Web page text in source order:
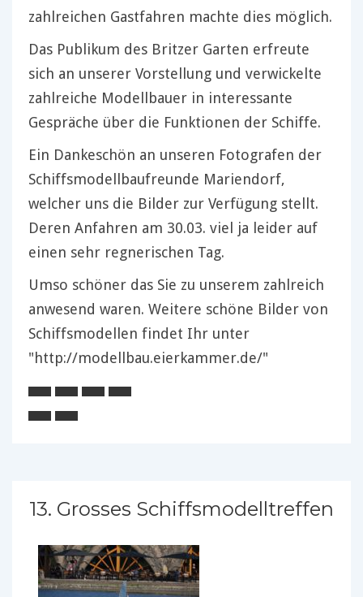
zahlreichen Gastfahren machte dies möglich.
Das Publikum des Britzer Garten erfreute
sich an unserer Vorstellung und verwickelte
zahlreiche Modellbauer in interessante
Gespräche über die Funktionen der Schiffe.
Ein Dankeschön an unseren Fotografen der
Schiffsmodellbaufreunde Mariendorf,
welcher uns die Bilder zur Verfügung stellt.
Deren Anfahren am 30.03. viel ja leider auf
einen sehr regnerischen Tag.
Umso schöner das Sie zu unserem zahlreich
anwesend waren. Weitere schöne Bilder von
Schiffsmodellen findet Ihr unter
"http://modellbau.eierkammer.de/"
13. Grosses Schiffsmodelltreffen